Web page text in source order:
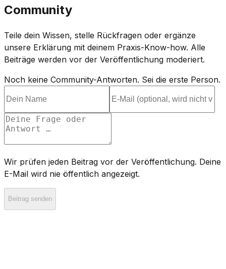
Community
Teile dein Wissen, stelle Rückfragen oder ergänze
unsere Erklärung mit deinem Praxis-Know-how. Alle
Beiträge werden vor der Veröffentlichung moderiert.
Noch keine Community-Antworten. Sei die erste Person.
Wir prüfen jeden Beitrag vor der Veröffentlichung. Deine
E-Mail wird nie öffentlich angezeigt.
Beitrag senden